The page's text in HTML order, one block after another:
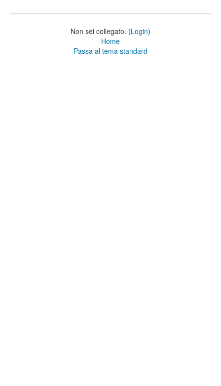
Non sei collegato. (Login)
Home
Passa al tema standard